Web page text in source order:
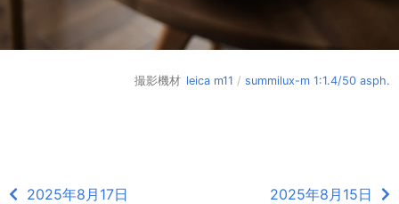
撮影機材 leica m11 / summilux-m 1:1.4/50 asph.
2025年8月17日 2025年8月15日